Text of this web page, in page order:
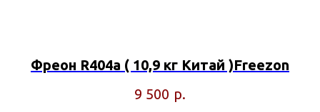
Фреон R404a ( 10,9 кг Китай )Freezon
9 500 р.